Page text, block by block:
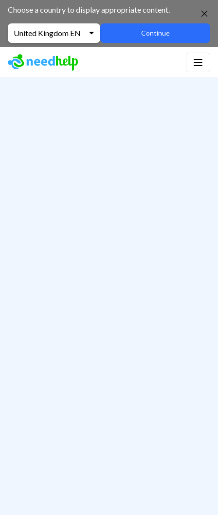
Choose a country to display appropriate content.
United Kingdom EN Continue